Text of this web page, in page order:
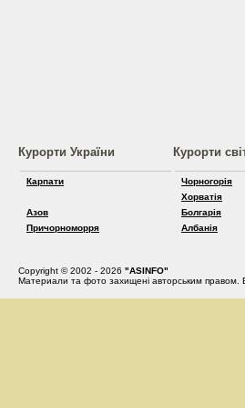
Курорти України
Карпати
Азов
Причорноморря
Курорти
Чорногорія
Хорватія
Болгарія
Албанія
Copyright © 2002 - 2026 "ASINFO"
Материали та фото захищені авторським правом.